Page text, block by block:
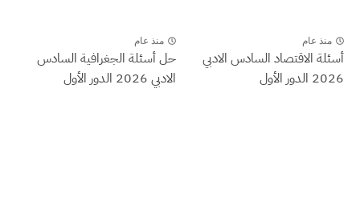
منذ عام
أسئلة الاقتصاد السادس الادبي
2026 الدور الأول
منذ عام
حل أسئلة الجغرافية السادس
الادبي 2026 الدور الأول